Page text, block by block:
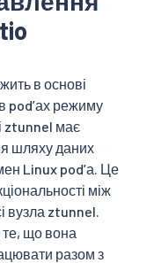
в основі
podʼах режиму
ztunnel має
шляху даних
Linux podʼа. Це
між
вузла ztunnel.
те, що вона
разом з